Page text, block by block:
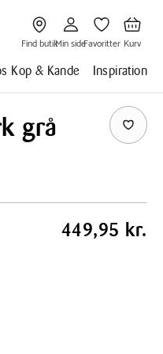
Gå
til
Find
butik
Find butik
til
Min
side
Min side
til
Favoritter
Favoritter
til
Kurv
Kurv
Kop & Kande Inspiration
grå
449,95 kr.